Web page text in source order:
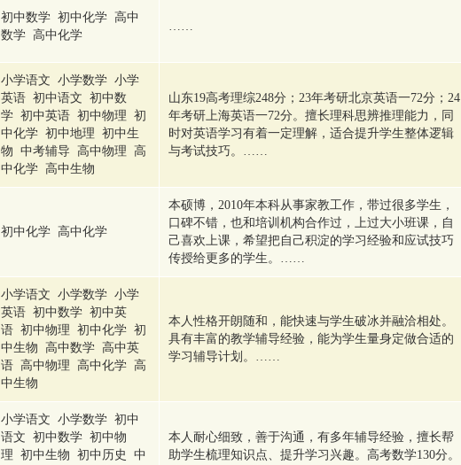
初中数学 初中化学 高中
数学 高中化学
……
小学语文 小学数学 小学
英语 初中语文 初中数
学 初中英语 初中物理 初
中化学 初中地理 初中生
物 中考辅导 高中物理 高
中化学 高中生物
山东19高考理综248分；23年考研北京英语一72分；24
年考研上海英语一72分。擅长理科思辨推理能力，同
时对英语学习有着一定理解，适合提升学生整体逻辑
与考试技巧。……
初中化学 高中化学
本硕博，2010年本科从事家教工作，带过很多学生，
口碑不错，也和培训机构合作过，上过大小班课，自
己喜欢上课，希望把自己积淀的学习经验和应试技巧
传授给更多的学生。……
小学语文 小学数学 小学
英语 初中数学 初中英
语 初中物理 初中化学 初
中生物 高中数学 高中英
语 高中物理 高中化学 高
中生物
本人性格开朗随和，能快速与学生破冰并融洽相处。
具有丰富的教学辅导经验，能为学生量身定做合适的
学习辅导计划。……
小学语文 小学数学 初中
语文 初中数学 初中物
理 初中生物 初中历史 中
本人耐心细致，善于沟通，有多年辅导经验，擅长帮
助学生梳理知识点、提升学习兴趣。高考数学130分。